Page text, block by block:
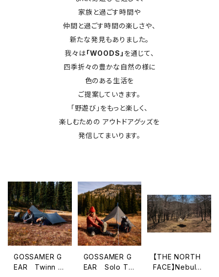
家族と過ごす時間や
仲間と過ごす時間の楽しさや、
新たな発見もありました。
我々は「WOODS」 を通じて、
四季折々の豊かな自然の様に
色のある生活を
ご提案していきます。
「野遊び」をもっと楽しく、
楽しむための アウトドアグッズを
発信してまいります。
GOSSAMER G
EAR Twinn T
GOSSAMER G
EAR Solo Tar
【THE NORTH
FACE】Nebula